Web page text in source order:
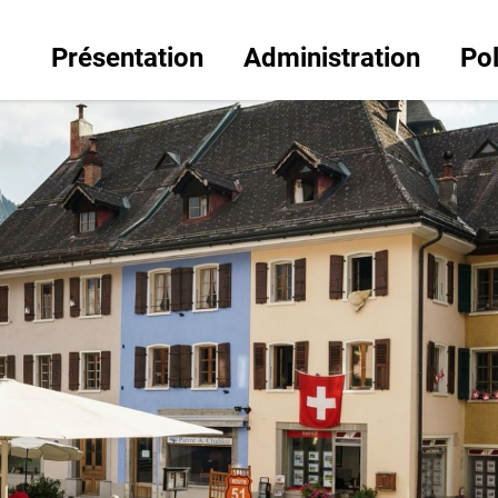
Présentation Administration